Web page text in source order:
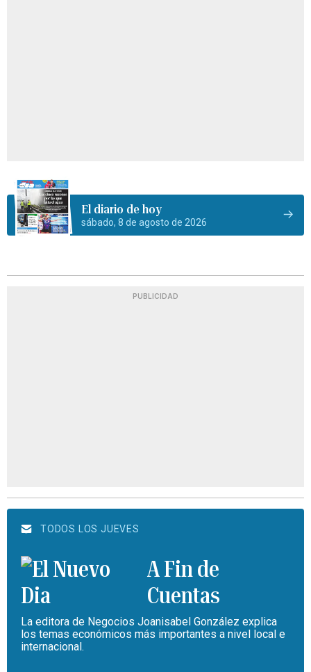
El diario de hoy
sábado, 8 de agosto de 2026
PUBLICIDAD
TODOS LOS JUEVES
A Fin de
Cuentas
La editora de Negocios Joanisabel González explica
los temas económicos más importantes a nivel local e
internacional.